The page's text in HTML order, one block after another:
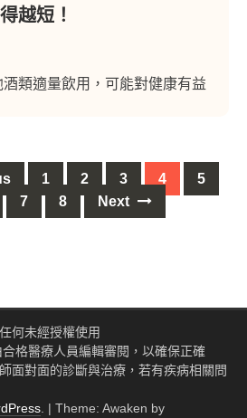
越短！
類適量飲用，可能對健康有益
1 2 3 4
5
7 8 Next
何未經授權使用
格醫療人員編輯審閱，以確保正確
面對面的診斷與治療，若有疾病相關問
. | Theme: Awaken by